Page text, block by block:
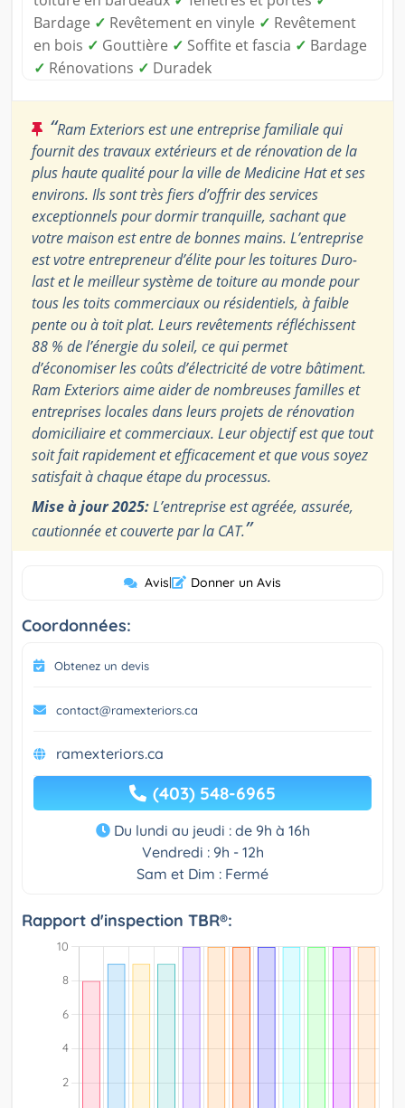
Bardage ✓ Revêtement en vinyle ✓ Revêtement
en bois ✓ Gouttière ✓ Soffite et fascia ✓ Bardage
✓ Rénovations ✓ Duradek
“Ram Exteriors est une entreprise familiale qui
fournit des travaux extérieurs et de rénovation de la
plus haute qualité pour la ville de Medicine Hat et ses
environs. Ils sont très fiers d’offrir des services
exceptionnels pour dormir tranquille, sachant que
votre maison est entre de bonnes mains. L’entreprise
est votre entrepreneur d’élite pour les toitures Duro-
last et le meilleur système de toiture au monde pour
tous les toits commerciaux ou résidentiels, à faible
pente ou à toit plat. Leurs revêtements réfléchissent
88 % de l’énergie du soleil, ce qui permet
d’économiser les coûts d’électricité de votre bâtiment.
Ram Exteriors aime aider de nombreuses familles et
entreprises locales dans leurs projets de rénovation
domiciliaire et commerciaux. Leur objectif est que tout
soit fait rapidement et efficacement et que vous soyez
satisfait à chaque étape du processus.
Mise à jour 2025:L’entreprise est agréée, assurée,
cautionnée et couverte par la CAT.”
Avis| Donner un Avis
Coordonnées:
Obtenez un devis
contact@ramexteriors.ca
ramexteriors.ca
(403) 548-6965
Du lundi au jeudi : de 9h à 16h
Vendredi : 9h - 12h
Sam et Dim : Fermé
Rapport d'inspection TBR®: